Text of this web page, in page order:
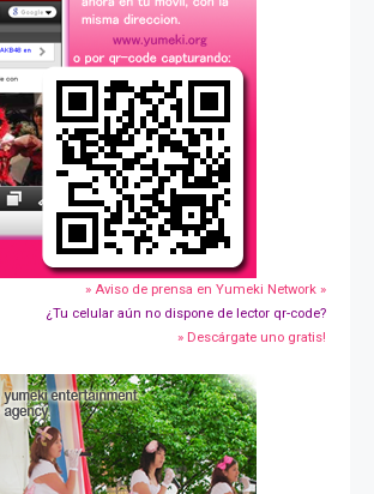
» Aviso de prensa en Yumeki Network »
¿Tu celular aún no dispone de lector qr-code?
» Descárgate uno gratis!